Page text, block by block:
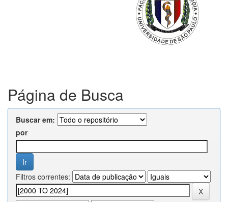
Página de Busca
Buscar em:
por
Filtros correntes: